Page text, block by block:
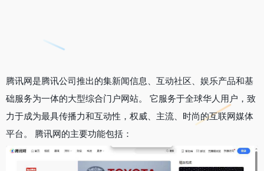
腾讯网是腾讯公司推出的集新闻信息、互动社区、娱乐产品和基
础服务为一体的大型综合门户网站。 它服务于全球华人用户，致
力于成为最具传播力和互动性，权威、主流、时尚的互联网媒体
平台。 腾讯网的主要功能包括：